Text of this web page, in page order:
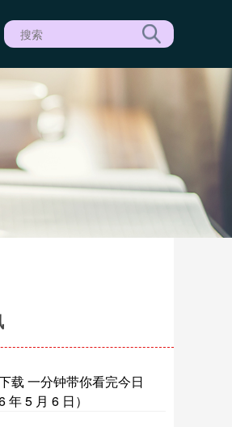
载 一分钟带你看完今日
5 月 6 日）